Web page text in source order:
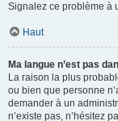
Signalez ce problème à
Haut
Ma langue n’est pas
La raison la plus
ou bien que personne
demander à un
n’existe pas, n’hésitez